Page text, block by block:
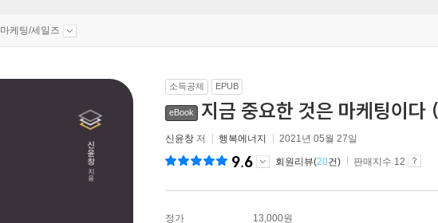
마케팅/세일즈
소득공제 EPUB
eBook 지금 중요한 것은 마케팅이
신윤창 저 행복에너지 2021년 05월 27일
9.6 회원리뷰(20건) 판매지수 12
정가 13,000원